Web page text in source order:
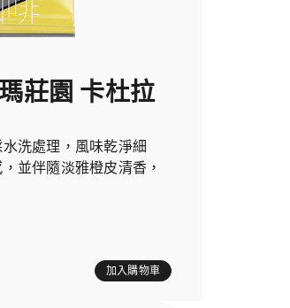
莊園 卡杜拉
洗處理，風味乾淨細
並伴隨淡雅橙皮清香，
加入購物車